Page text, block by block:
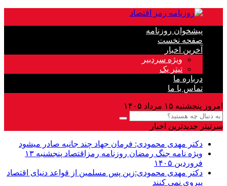
پیشخوان روزنامه
صفحه نخست
آخرین اخبار
ویژه سردبیر
تیتر یک
درباره ما
تماس با ما
امروز پنجشنبه ۱۵ مرداد ۱۴۰۵
سرتیتر جدیدترین اخبار
دکتر مهدى محمودى: فرمان جهاد چند جانبه صادر میشود
ویژه نامه جنگ رمضان روزنامه رمزاقتصاد پنجشنبه ۱۳
فروردین ۱۴۰۵
دکتر مهدی محمودی:زین پس مسلمین از قواعد دنیاى اقتصاد
پیروى نمی کنند